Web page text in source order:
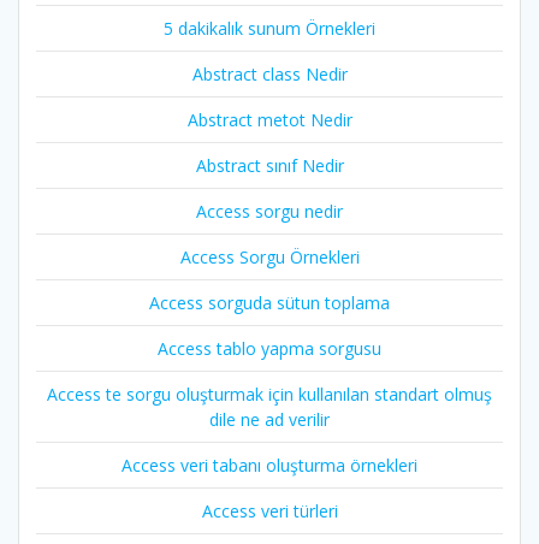
5 dakikalık sunum Örnekleri
Abstract class Nedir
Abstract metot Nedir
Abstract sınıf Nedir
Access sorgu nedir
Access Sorgu Örnekleri
Access sorguda sütun toplama
Access tablo yapma sorgusu
Access te sorgu oluşturmak için kullanılan standart olmuş
dile ne ad verilir
Access veri tabanı oluşturma örnekleri
Access veri türleri